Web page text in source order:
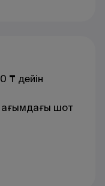
₸ дейін
ағымдағы шот